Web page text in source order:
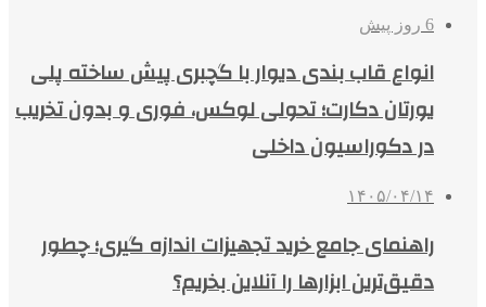
6 روز پیش
انواع قاب بندی دیوار با گچبری پیش ساخته پلی
یورتان دکارت؛ تحولی لوکس، فوری و بدون تخریب
در دکوراسیون داخلی
۱۴۰۵/۰۴/۱۴
راهنمای جامع خرید تجهیزات اندازه گیری؛ چطور
دقیق‌ترین ابزارها را آنلاین بخریم؟